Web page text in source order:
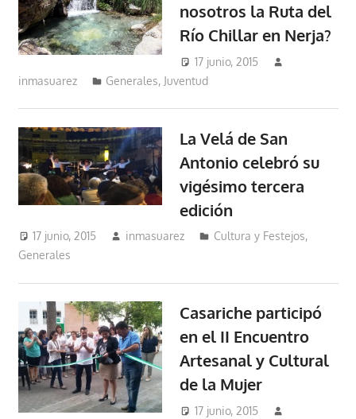
nosotros la Ruta del
Río Chillar en Nerja?
17 junio, 2015
inmasuarez
Generales, Juventud
La Velá de San
Antonio celebró su
vigésimo tercera
edición
17 junio, 2015 inmasuarez Cultura y Festejos,
Generales
Casariche participó
en el II Encuentro
Artesanal y Cultural
de la Mujer
17 junio, 2015